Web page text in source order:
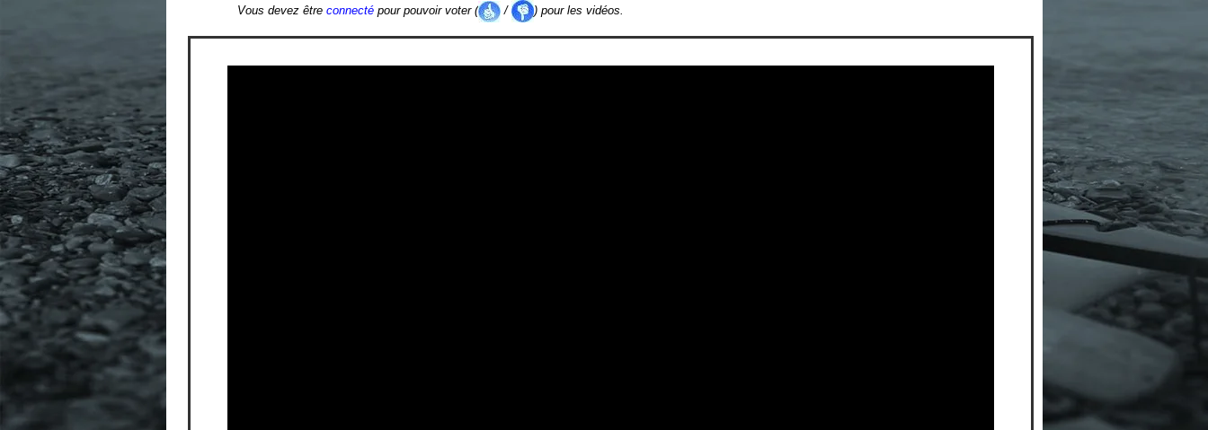
Vous devez être connecté pour pouvoir voter ( / ) pour les vidéos.